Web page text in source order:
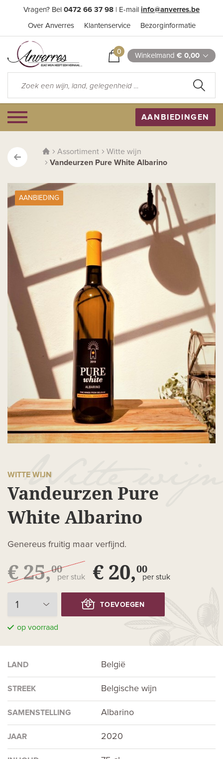
Vragen? Bel 0472 66 37 98 | E-mail info@anverres.be
Over Anverres Klantenservice Bezorginformatie
0 Winkelmand € 0,00
AANBIEDINGEN
Assortiment
Witte wijn
Vandeurzen Pure White Albarino
AANBIEDING
WITTE WIJN
Vandeurzen Pure
White Albarino
Genereus fruitig maar verfijnd.
€ 25,00
per stuk € 20,00
per stuk
TOEVOEGEN
op voorraad
LAND België
STREEK Belgische wijn
SAMENSTELLING Albarino
JAAR 2020